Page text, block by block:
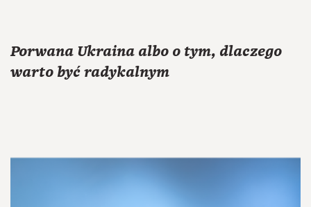
Porwana Ukraina albo o tym, dlaczego
warto być radykalnym